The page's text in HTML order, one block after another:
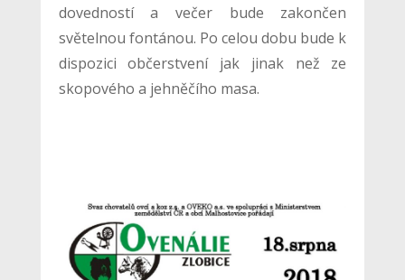
dovedností a večer bude zakončen
světelnou fontánou. Po celou dobu bude k
dispozici občerstvení jak jinak než ze
skopového a jehněčího masa.